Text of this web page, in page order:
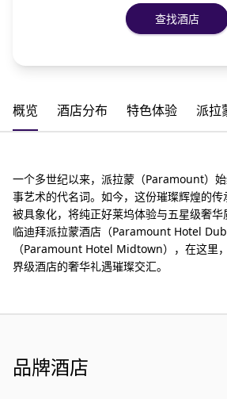
查找酒店
概览 酒店分布 特色体验 派拉
一个多世纪以来，派拉蒙（Paramount）
事艺术的代名词。如今，这份璀璨辉煌的
被具象化，将纯正好莱坞体验与五星级奢
临迪拜派拉蒙酒店（Paramount Hotel
（Paramount Hotel Midtown），在这里
界级酒店的奢华礼遇璀璨交汇。
品牌酒店